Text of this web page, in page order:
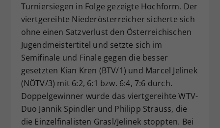
Turniersiegen in Folge gezeigte Hochform. Der
viertgereihte Niederösterreicher sicherte sich
ohne einen Satzverlust den Österreichischen
Jugendmeistertitel und setzte sich im
Semifinale und Finale gegen die besser
gesetzten Kian Kren (BTV/1) und Marcel Jelinek
(NÖTV/3) mit 6:2, 6:1 bzw. 6:4, 7:6 durch.
Doppelgewinner wurde das viertgereihte WTV-
Duo Jannik Spindler und Philipp Strauss, die
die Einzelfinalisten Grasl/Jelinek stoppten. Bei